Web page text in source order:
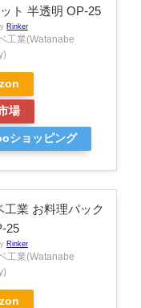
ト 半透明 OP-25
Rinker
工業(Watanabe
場
ショッピング
工業 お料理パック
25
Rinker
工業(Watanabe